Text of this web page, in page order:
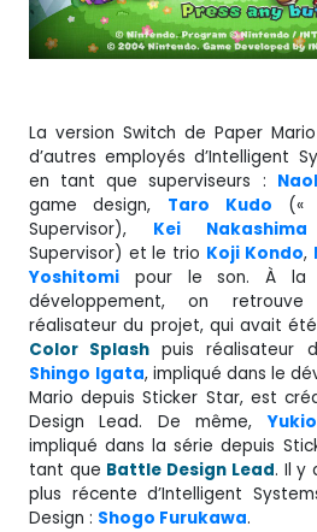
La version Switch de Paper
d’autres employés d’Intelligent
en tant que superviseurs :
game design, Taro Kudo («
Supervisor), Kei Nakashima
Supervisor) et le trio Koji Kondo,
Yoshitomi pour le son. À la
développement, on retrouve
réalisateur du projet, qui avait
Color Splash puis réalisateur
Shingo Igata, impliqué dans le
Mario depuis Sticker Star, est
Design Lead. De même,
impliqué dans la série depuis
tant que Battle Design Lead. Il y
plus récente d’Intelligent
Design : Shogo Furukawa.